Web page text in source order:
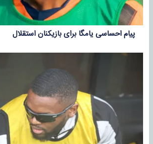
پیام احساسی یامگا برای بازیکنان استقلال